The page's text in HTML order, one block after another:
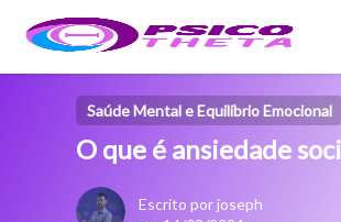
Início
Glossário
Saúde Mental e Equilíbrio Emocional
O que é ansiedade
Escrito por joseph